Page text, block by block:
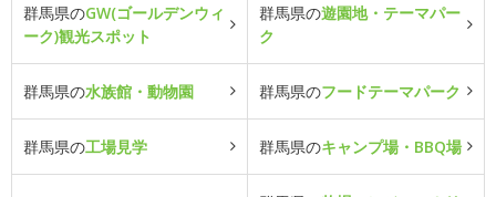
群馬県のGW(ゴールデンウィ
ーク)観光スポット
群馬県の遊園地・テーマパー
ク
群馬県の水族館・動物園 群馬県のフードテーマパーク
群馬県の工場見学 群馬県のキャンプ場・BBQ場